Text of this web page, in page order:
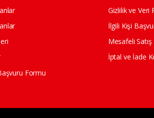
Formu
Gizlilik ve Veri
İlgili Kişi
Mesafeli
İptal ve İade